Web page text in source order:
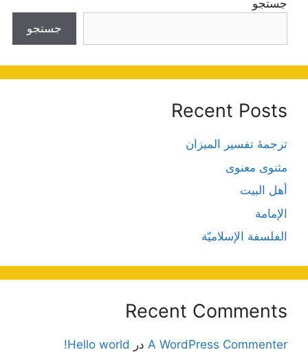
جستجو
جستجو
Recent Posts
ترجمۀ تفسیر المیزان
مثنوی معنوی
أهل البيت
الإمامة
الفلسفة الإسلاميّة
Recent Comments
A WordPress Commenter در Hello world!